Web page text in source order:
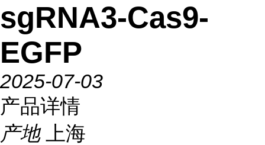
sgRNA3-Cas9-
EGFP
2025-07-03
产品详情
产地
上海